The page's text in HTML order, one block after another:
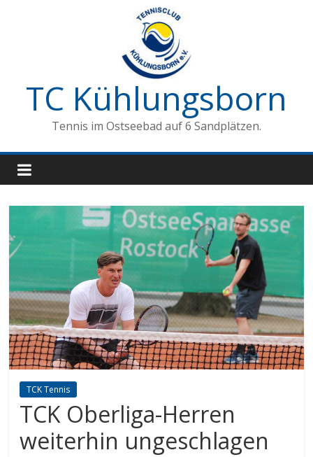
TC Kühlungsborn
Tennis im Ostseebad auf 6 Sandplätzen.
TCK Tennis
TCK Oberliga-Herren
weiterhin ungeschlagen